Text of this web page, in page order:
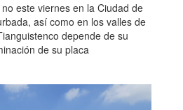
este viernes en la Ciudad de
así como en los valles de
depende de su
de su placa